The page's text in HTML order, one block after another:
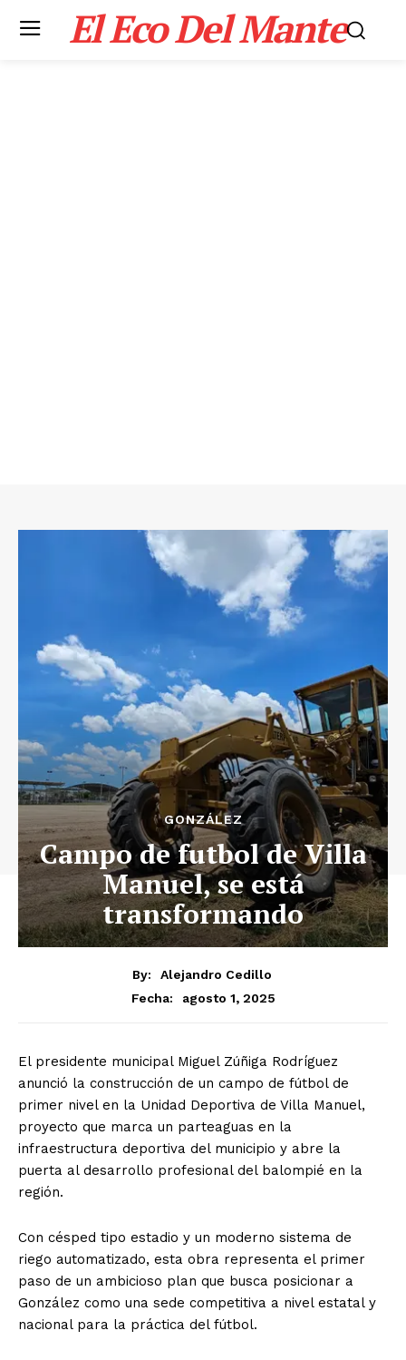
El Eco Del Mante
GONZÁLEZ
Campo de futbol de Villa
Manuel, se está
transformando
By:
Alejandro Cedillo
Fecha:
agosto 1, 2025
El presidente municipal Miguel Zúñiga Rodríguez
anunció la construcción de un campo de fútbol de
primer nivel en la Unidad Deportiva de Villa Manuel,
proyecto que marca un parteaguas en la
infraestructura deportiva del municipio y abre la
puerta al desarrollo profesional del balompié en la
región.
Con césped tipo estadio y un moderno sistema de
riego automatizado, esta obra representa el primer
paso de un ambicioso plan que busca posicionar a
González como una sede competitiva a nivel estatal y
nacional para la práctica del fútbol.